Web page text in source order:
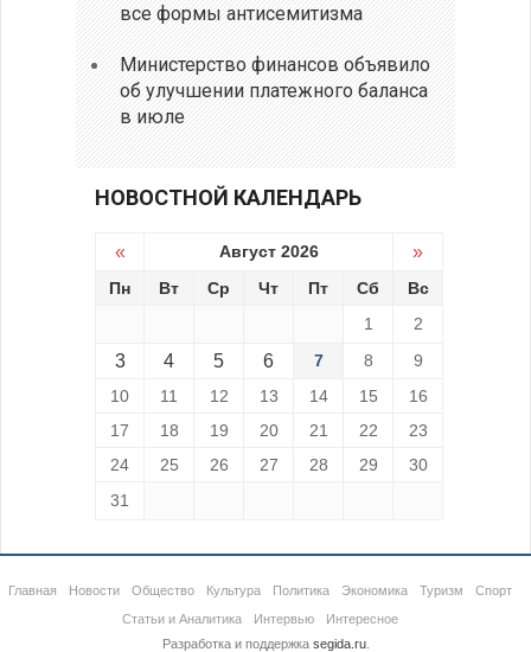
все формы антисемитизма
Министерство финансов объявило
об улучшении платежного баланса
в июле
НОВОСТНОЙ КАЛЕНДАРЬ
« Август 2026 »
Пн Вт Ср Чт Пт Сб
Вс
1
2
3 4 5 6 7 8
9
10
11 12 13 14 15
16
17
18 19 20 21 22
23
24
25 26 27 28 29
30
31
Главная Новости Общество Культура Политика Экономика Туризм
Спорт
Статьи и Аналитика
Интервью
Интересное
Разработка и поддержка segida.ru.